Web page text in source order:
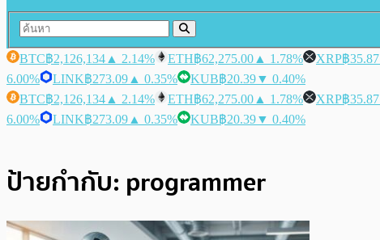
BTC฿2,126,134 ▲ 2.14% ETH฿62,275.00 ▲ 1.78% XRP฿35.87
6.00%
LINK฿273.09 ▲ 0.35% KUB฿20.39▼ 0.40%
BTC฿2,126,134 ▲ 2.14% ETH฿62,275.00 ▲ 1.78% XRP฿35.87
6.00%
LINK฿273.09 ▲ 0.35% KUB฿20.39▼ 0.40%
ป้ายกำกับ: programmer